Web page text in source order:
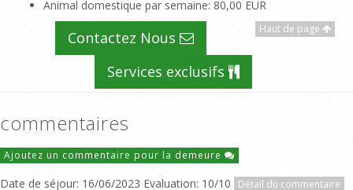
Animal domestique par semaine: 80,00 EUR
Haut de page
Contactez Nous
Services exclusifs
commentaires
Ajoutez un commentaire pour la demeure
Date de séjour: 16/06/2023 Evaluation: 10/10 Détail du commentaire